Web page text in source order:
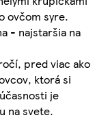
ovčom syre.
- najstaršia na
pred viac ako
ktorá si
je
na svete.